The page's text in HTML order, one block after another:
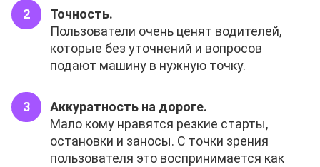
Точность.
Пользователи очень ценят водителей,
которые без уточнений и вопросов
подают машину в нужную точку.
Аккуратность на дороге.
Мало кому нравятся резкие старты,
остановки и заносы. С точки зрения
пользователя это воспринимается как